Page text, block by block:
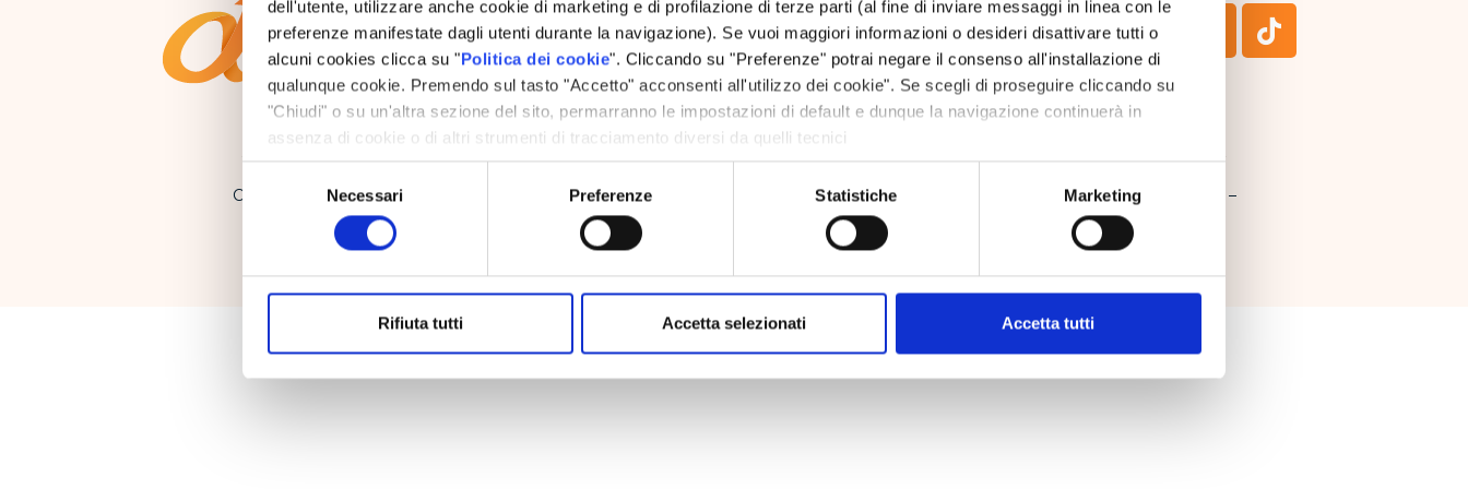
dell'utente, utilizzare anche cookie di marketing e di profilazione di terze parti (al fine di inviare messaggi in linea con le
preferenze manifestate dagli utenti durante la navigazione). Se vuoi maggiori informazioni o desideri disattivare tutti o
alcuni cookies clicca su "Politica dei cookie". Cliccando su "Preferenze" potrai negare il consenso all'installazione di
qualunque cookie. Premendo sul tasto "Accetto" acconsenti all'utilizzo dei cookie". Se scegli di proseguire cliccando su
"Chiudi" o su un'altra sezione del sito, permarranno le impostazioni di default e dunque la navigazione continuerà in
assenza di cookie o di altri strumenti di tracciamento diversi da quelli tecnici
del
Necessari Preferenze Statistiche Marketing
Rifiuta tutti Accetta selezionati Accetta tutti
Progetto Concorri Contatti
Copyright © Alfaplanner S.R.L. Via Veio 22, 58100 Grosseto – P.IVA/C.F. IT01480420536 Cap. soc. 10000 euro i.v.R.E.A. GR – 127909 –